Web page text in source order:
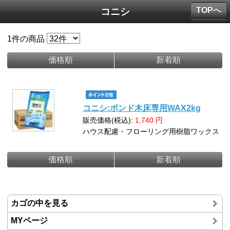
コニシ
1件の商品
価格順 新着順
コニシ:ボンド木床専用WAX2kg
販売価格(税込): 1,740 円
ハウス配慮・フローリング用樹脂ワックス
価格順 新着順
カゴの中を見る
MYページ
TOPへ